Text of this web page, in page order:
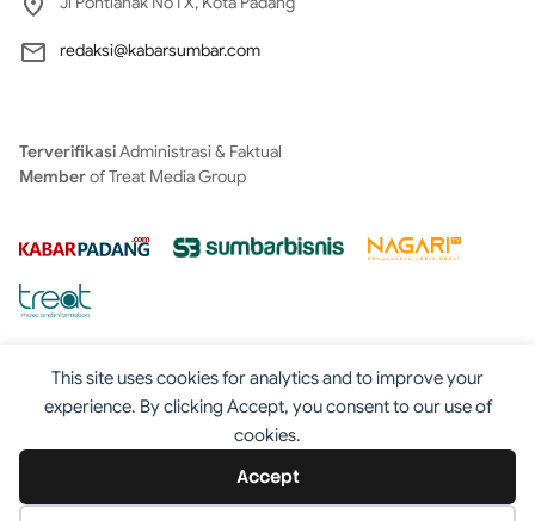
This site uses cookies for analytics and to improve your
experience. By clicking Accept, you consent to our use of
cookies.
Accept
redaksi@kabarsumbar.com
TerverifikasiAdministrasi & Faktual
Memberof Treat Media Group
Tentang Redaksi Kontak Disclaimer
Iklan